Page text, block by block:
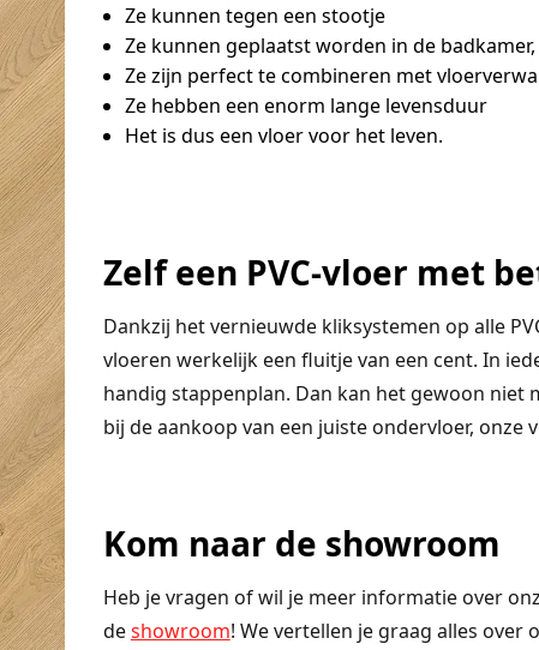
Ze kunnen tegen een stootje
Ze kunnen geplaatst worden in de
Ze zijn perfect te combineren met
Ze hebben een enorm lange levensduur
Het is dus een vloer voor het leven.
Zelf een PVC-vloer met
Dankzij het vernieuwde kliksystemen op alle
vloeren werkelijk een fluitje van een cent. In
handig stappenplan. Dan kan het gewoon niet
bij de aankoop van een juiste ondervloer, onze
Kom naar de showroom
Heb je vragen of wil je meer informatie over
deshowroom! We vertellen je graag alles over